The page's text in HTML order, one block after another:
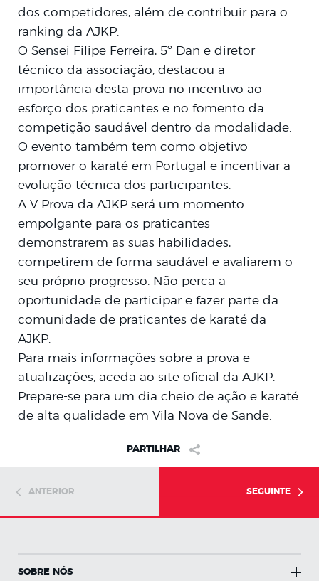
dos competidores, além de contribuir para o
ranking da AJKP.
O Sensei Filipe Ferreira, 5º Dan e diretor
técnico da associação, destacou a
importância desta prova no incentivo ao
esforço dos praticantes e no fomento da
competição saudável dentro da modalidade.
O evento também tem como objetivo
promover o karaté em Portugal e incentivar a
evolução técnica dos participantes.
A V Prova da AJKP será um momento
empolgante para os praticantes
demonstrarem as suas habilidades,
competirem de forma saudável e avaliarem o
seu próprio progresso. Não perca a
oportunidade de participar e fazer parte da
comunidade de praticantes de karaté da
AJKP.
Para mais informações sobre a prova e
atualizações, aceda ao site oficial da AJKP.
Prepare-se para um dia cheio de ação e karaté
de alta qualidade em Vila Nova de Sande.
PARTILHAR
ANTERIOR SEGUINTE
SOBRE NÓS